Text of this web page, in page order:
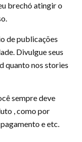
brechó atingir o
de publicações
Divulgue seus
quanto nos stories
sempre deve
, como por
e etc.